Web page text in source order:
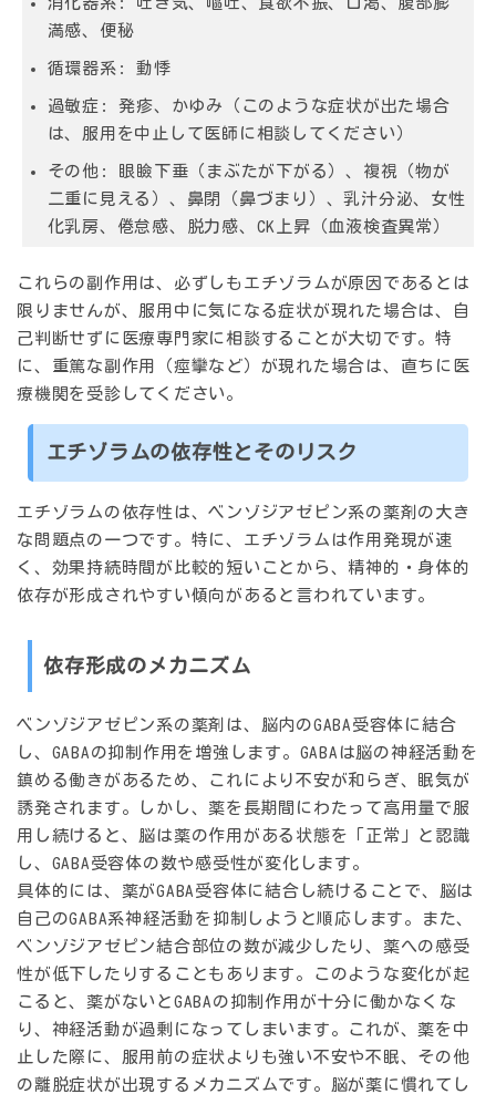
満感、便秘
循環器系 : 動悸
過敏症 : 発疹、かゆみ（このような症状が出た場合
は、服用を中止して医師に相談してください）
その他 : 眼瞼下垂（まぶたが下がる）、複視（物が
二重に見える）、鼻閉（鼻づまり）、乳汁分泌、女性
化乳房、倦怠感、脱力感、CK上昇（血液検査異常）
これらの副作用は、必ずしもエチゾラムが原因であるとは
限りませんが、服用中に気になる症状が現れた場合は、自
己判断せずに医療専門家に相談することが大切です。特
に、重篤な副作用（痙攣など）が現れた場合は、直ちに医
療機関を受診してください。
エチゾラムの依存性とそのリスク
エチゾラムの依存性は、ベンゾジアゼピン系の薬剤の大き
な問題点の一つです。特に、エチゾラムは作用発現が速
く、効果持続時間が比較的短いことから、精神的・身体的
依存が形成されやすい傾向があると言われています。
依存形成のメカニズム
ベンゾジアゼピン系の薬剤は、脳内のGABA受容体に結合
し、GABAの抑制作用を増強します。GABAは脳の神経活動を
鎮める働きがあるため、これにより不安が和らぎ、眠気が
誘発されます。しかし、薬を長期間にわたって高用量で服
用し続けると、脳は薬の作用がある状態を「正常」と認識
し、GABA受容体の数や感受性が変化します。
具体的には、薬がGABA受容体に結合し続けることで、脳は
自己のGABA系神経活動を抑制しようと順応します。また、
ベンゾジアゼピン結合部位の数が減少したり、薬への感受
性が低下したりすることもあります。このような変化が起
こると、薬がないとGABAの抑制作用が十分に働かなくな
り、神経活動が過剰になってしまいます。これが、薬を中
止した際に、服用前の症状よりも強い不安や不眠、その他
の離脱症状が出現するメカニズムです。脳が薬に慣れてし